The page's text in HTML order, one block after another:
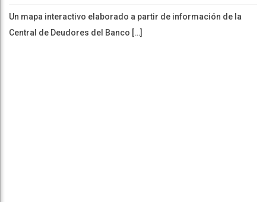
Un mapa interactivo elaborado a partir de información de la
Central de Deudores del Banco […]